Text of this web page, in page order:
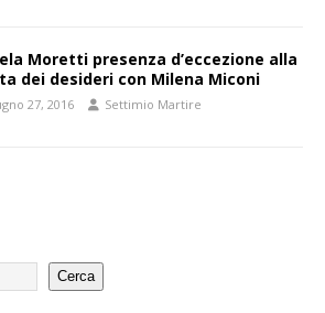
Moretti presenza d’eccezione alla
dei desideri con Milena Miconi
27, 2016 Settimio Martire
Cerca